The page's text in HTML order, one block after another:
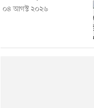
০৪ আগস্ট ২০২৬